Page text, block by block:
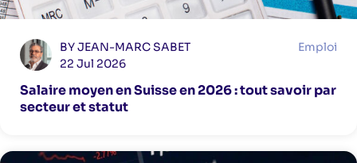
BY JEAN-MARC SABET
22 Jul 2026
Emploi
Salaire moyen en Suisse en 2026 : tout savoir par
secteur et statut